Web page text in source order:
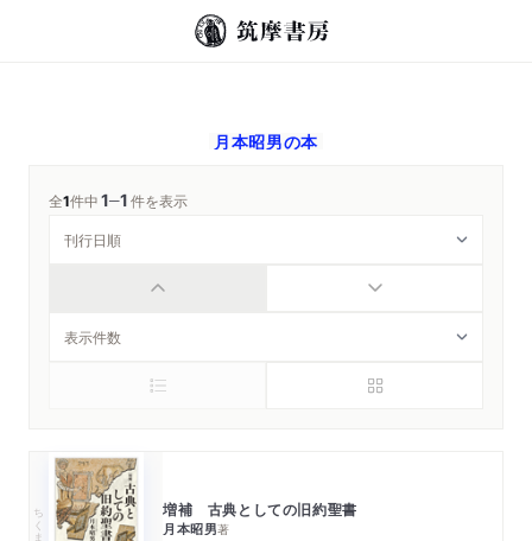
月本昭男の本
全1件中1─1件を表示
ちくま学芸文庫 増補 古典としての旧約聖書
月本昭男著